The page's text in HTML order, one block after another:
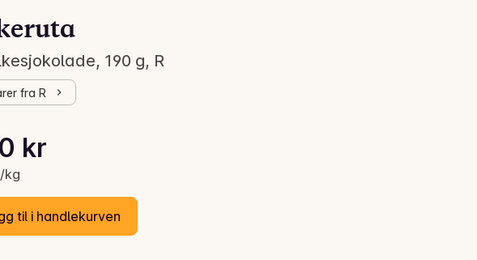
190 g, R
fra R
er: 43,50 kr
kr
kg
kr /kg
til i handlekurven